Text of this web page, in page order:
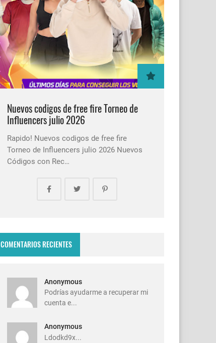
Nuevos codigos de free fire Torneo de
Influencers julio 2026
Rapido! Nuevos codigos de free fire
Torneo de Influencers julio 2026 Nuevos
Códigos con Rec…
COMENTARIOS RECIENTES
Anonymous
Podrías ayudarme a recuperar mi
cuenta e...
Anonymous
Ldodkd9x...